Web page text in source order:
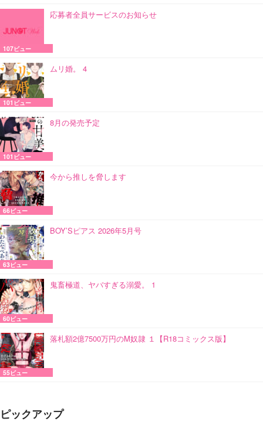
応募者全員サービスのお知らせ
107ビュー
ムリ婚。 4
101ビュー
8月の発売予定
101ビュー
今から推しを脅します
66ビュー
BOY’Sピアス 2026年5月号
63ビュー
鬼畜極道、ヤバすぎる溺愛。 1
60ビュー
落札額2億7500万円のM奴隷 １【R18コミックス版】
55ビュー
ピックアップ